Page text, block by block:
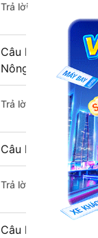
Trả lời: Đoạn đường
Câu hỏi: Mỗi
Nông ?
Trả lời: Trung bình
Câu hỏi: Nhà xe
Trả lời: Chuyến xe
Câu hỏi: Nhà xe